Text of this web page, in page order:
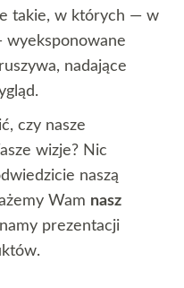
takie, w których — w
wyeksponowane
nadające
czy nasze
wizje? Nic
naszą
Wam nasz
prezentacji